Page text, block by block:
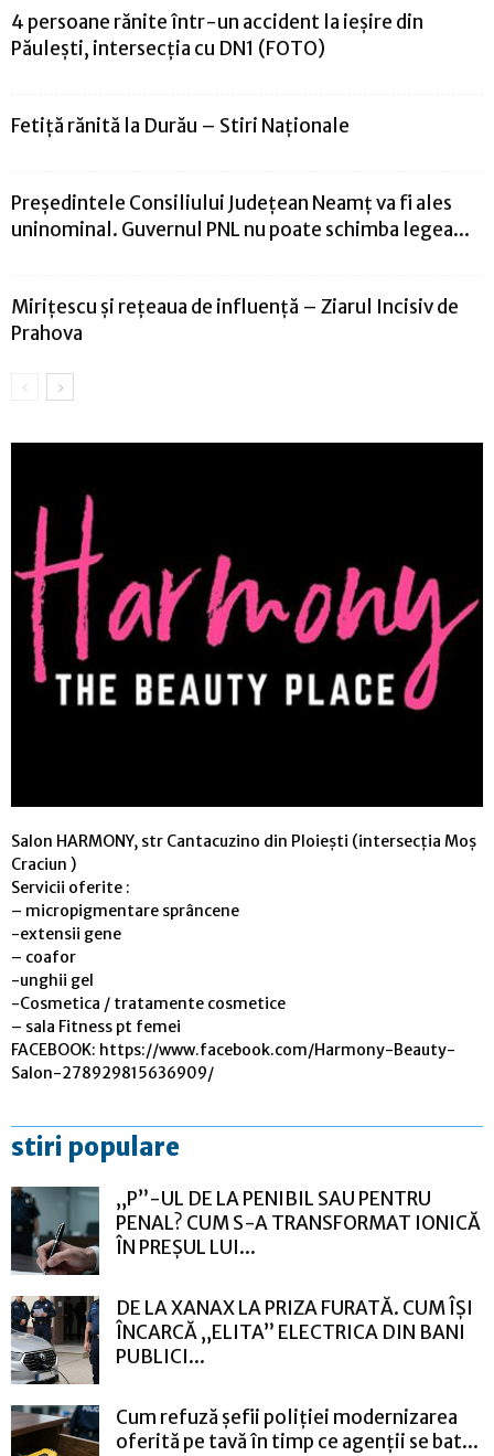
4 persoane rănite într-un accident la ieșire din
Păulești, intersecția cu DN1 (FOTO)
Fetiță rănită la Durău – Stiri Naționale
Președintele Consiliului Județean Neamț va fi ales
uninominal. Guvernul PNL nu poate schimba legea...
Mirițescu și rețeaua de influență – Ziarul Incisiv de
Prahova
Salon HARMONY, str Cantacuzino din Ploiești (intersecția Moș
Craciun )
Servicii oferite :
– micropigmentare sprâncene
-extensii gene
– coafor
-unghii gel
-Cosmetica / tratamente cosmetice
– sala Fitness pt femei
FACEBOOK: https://www.facebook.com/Harmony-Beauty-
Salon-278929815636909/
stiri populare
„P”-UL DE LA PENIBIL SAU PENTRU
PENAL? CUM S-A TRANSFORMAT IONICĂ
ÎN PREȘUL LUI...
DE LA XANAX LA PRIZA FURATĂ. CUM ÎȘI
ÎNCARCĂ „ELITA” ELECTRICA DIN BANI
PUBLICI...
Cum refuză șefii poliției modernizarea
oferită pe tavă în timp ce agenții se bat...